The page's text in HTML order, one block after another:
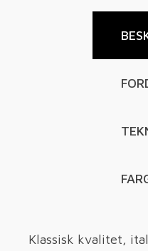
Klassisk kvalitet,